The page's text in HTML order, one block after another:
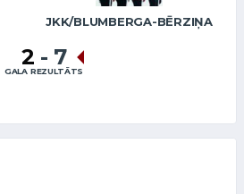
JKK/BLUMBERGA-BĒRZIŅA
2 - 7
GALA REZULTĀTS